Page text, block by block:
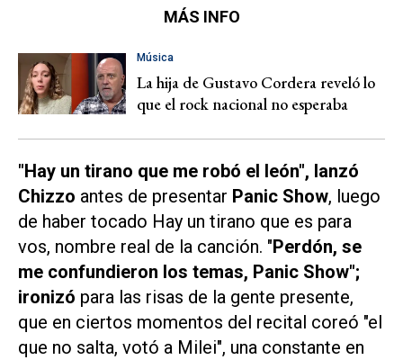
MÁS INFO
Música
La hija de Gustavo Cordera reveló lo
que el rock nacional no esperaba
"Hay un tirano que me robó el león", lanzó
Chizzo antes de presentar Panic Show, luego
de haber tocado Hay un tirano que es para
vos, nombre real de la canción. "Perdón, se
me confundieron los temas, Panic Show";
ironizó para las risas de la gente presente,
que en ciertos momentos del recital coreó "el
que no salta, votó a Milei", una constante en